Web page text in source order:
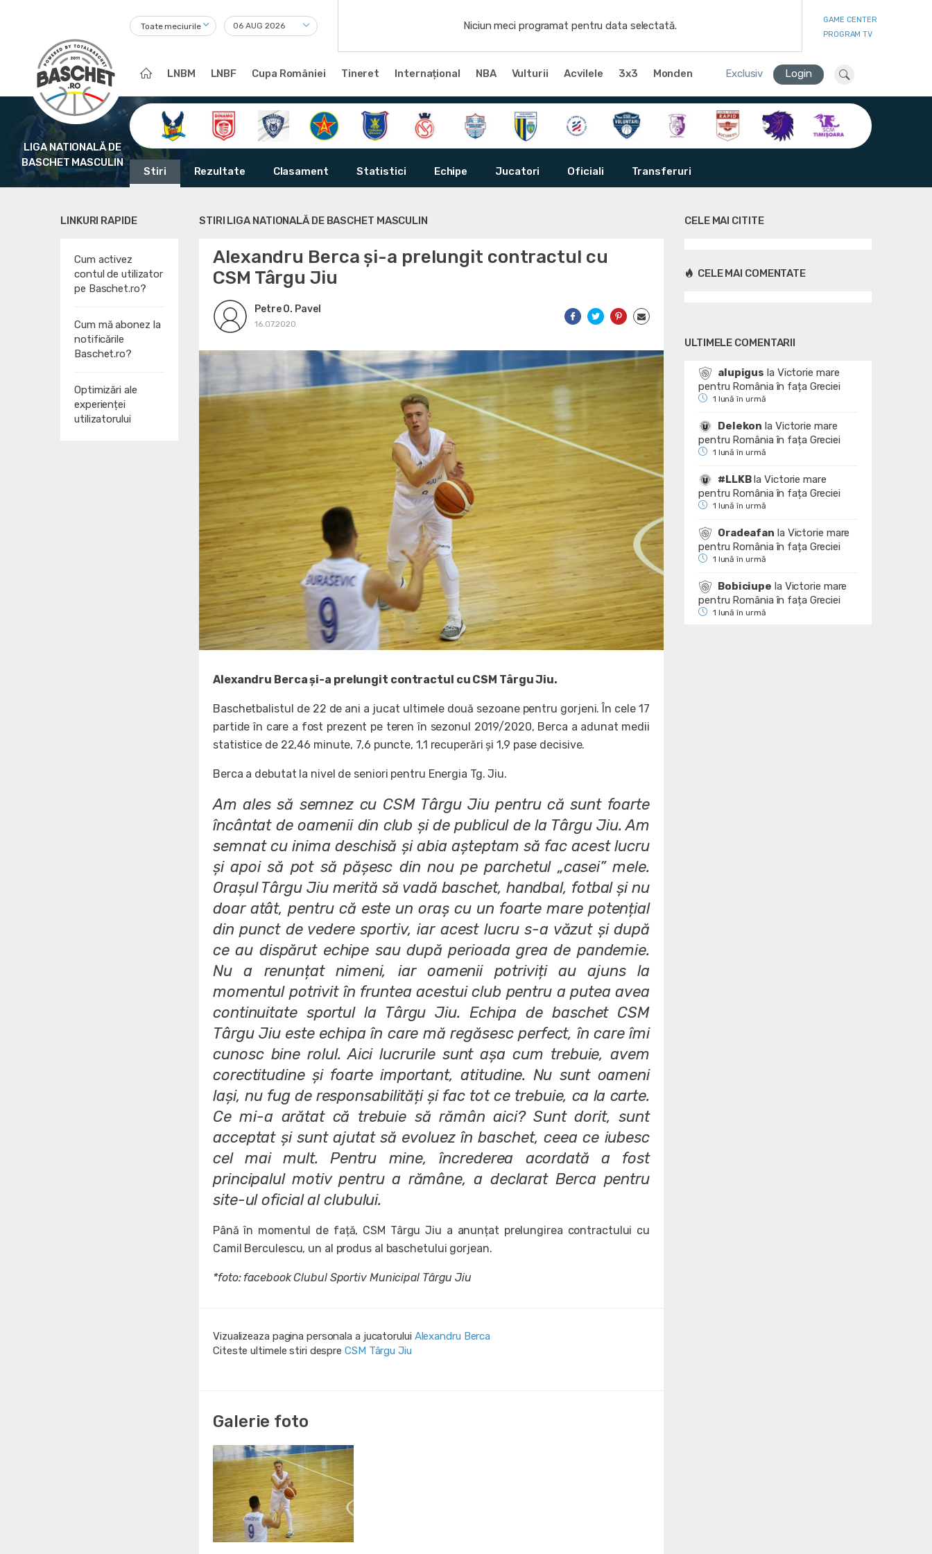
Toate meciurile Niciun meci programat pentru data selectată.
GAME CENTER
PROGRAM TV
LNBM LNBF Cupa României Tineret Internațional NBA Vulturii Acvilele 3x3 Monden Exclusiv Login
LIGA NATIONALĂ DE
BASCHET MASCULIN
Stiri Rezultate Clasament Statistici Echipe Jucatori Oficiali Transferuri
LINKURI RAPIDE
Cum activez
contul de utilizator
pe Baschet.ro?
Cum mă abonez la
notificările
Baschet.ro?
Optimizări ale
experienței
utilizatorului
STIRI LIGA NATIONALĂ DE BASCHET MASCULIN
Alexandru Berca și-a prelungit contractul cu
CSM Târgu Jiu
Petre O. Pavel
16.07.2020
Alexandru Berca și-a prelungit contractul cu CSM Târgu Jiu.
Baschetbalistul de 22 de ani a jucat ultimele două sezoane pentru gorjeni. În cele 17
partide în care a fost prezent pe teren în sezonul 2019/2020, Berca a adunat medii
statistice de 22,46 minute, 7,6 puncte, 1,1 recuperări și 1,9 pase decisive.
Berca a debutat la nivel de seniori pentru Energia Tg. Jiu.
Am ales să semnez cu CSM Târgu Jiu pentru că sunt foarte
încântat de oamenii din club și de publicul de la Târgu Jiu. Am
semnat cu inima deschisă și abia așteptam să fac acest lucru
și apoi să pot să pășesc din nou pe parchetul „casei” mele.
Orașul Târgu Jiu merită să vadă baschet, handbal, fotbal și nu
doar atât, pentru că este un oraș cu un foarte mare potențial
din punct de vedere sportiv, iar acest lucru s-a văzut și după
ce au dispărut echipe sau după perioada grea de pandemie.
Nu a renunțat nimeni, iar oamenii potriviți au ajuns la
momentul potrivit în fruntea acestui club pentru a putea avea
continuitate sportul la Târgu Jiu. Echipa de baschet CSM
Târgu Jiu este echipa în care mă regăsesc perfect, în care îmi
cunosc bine rolul. Aici lucrurile sunt așa cum trebuie, avem
corectitudine și foarte important, atitudine. Nu sunt oameni
lași, nu fug de responsabilități și fac tot ce trebuie, ca la carte.
Ce mi-a arătat că trebuie să rămân aici? Sunt dorit, sunt
acceptat și sunt ajutat să evoluez în baschet, ceea ce iubesc
cel mai mult. Pentru mine, încrederea acordată a fost
principalul motiv pentru a rămâne, a declarat Berca pentru
site-ul oficial al clubului.
Până în momentul de față, CSM Târgu Jiu a anunțat prelungirea contractului cu
Camil Berculescu, un al produs al baschetului gorjean.
*foto: facebook Clubul Sportiv Municipal Târgu Jiu
Vizualizeaza pagina personala a jucatorului Alexandru Berca
Citeste ultimele stiri despre CSM Târgu Jiu
Galerie foto
CELE MAI CITITE
CELE MAI COMENTATE
ULTIMELE COMENTARII
alupigus la Victorie mare
pentru România în fața Greciei
1 lună în urmă
Delekon la Victorie mare
pentru România în fața Greciei
1 lună în urmă
#LLKBlaVictorie mare
pentru România în fața Greciei
1 lună în urmă
Oradeafan la Victorie mare
pentru România în fața Greciei
1 lună în urmă
Bobiciupe la Victorie mare
pentru România în fața Greciei
1 lună în urmă